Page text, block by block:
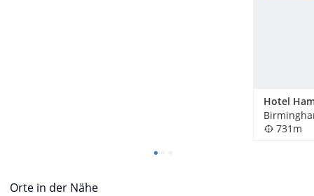
731m
Orte in der Nähe